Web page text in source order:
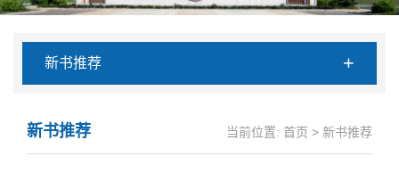
新书推荐 +
新书推荐 当前位置: 首页 > 新书推荐